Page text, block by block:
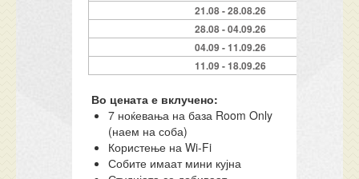
21.08 - 28.08.26
28.08 - 04.09.26
04.09 - 11.09.26
11.09 - 18.09.26
Во цената е вклучено:
7 ноќевања на база Room Only
(наем на соба)
Користење на Wi-Fi
Собите имаат мини кујна